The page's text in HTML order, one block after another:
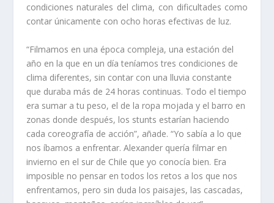
condiciones naturales del clima, con dificultades como
contar únicamente con ocho horas efectivas de luz.
“Filmamos en una época compleja, una estación del
año en la que en un día teníamos tres condiciones de
clima diferentes, sin contar con una lluvia constante
que duraba más de 24 horas continuas. Todo el tiempo
era sumar a tu peso, el de la ropa mojada y el barro en
zonas donde después, los stunts estarían haciendo
cada coreografía de acción”, añade. “Yo sabía a lo que
nos íbamos a enfrentar. Alexander quería filmar en
invierno en el sur de Chile que yo conocía bien. Era
imposible no pensar en todos los retos a los que nos
enfrentamos, pero sin duda los paisajes, las cascadas,